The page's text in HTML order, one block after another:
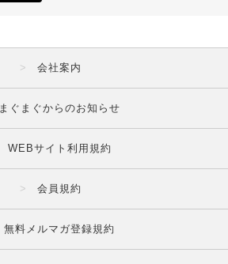
会社案内
まぐまぐからのお知らせ
WEBサイト利用規約
会員規約
無料メルマガ登録規約